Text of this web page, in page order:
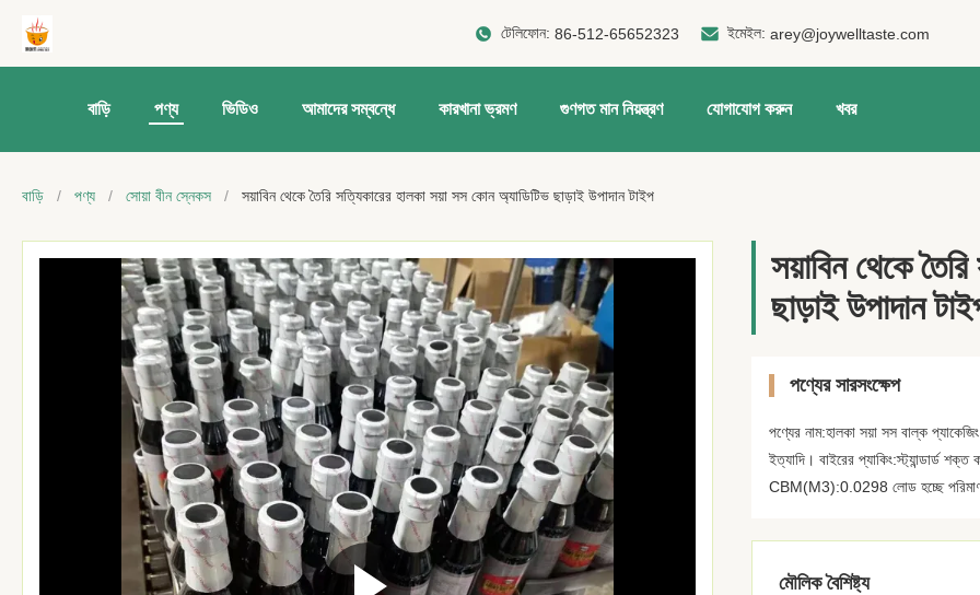
টেলিফোন:86-512-65652323 ইমেইল:arey@joywelltaste.com
বাড়ি পণ্য ভিডিও আমাদের সম্বন্ধে কারখানা ভ্রমণ গুণগত মান নিয়ন্ত্রণ যোগাযোগ করুন খবর
বাড়ি / পণ্য / সোয়া বীন স্নেকস / সয়াবিন থেকে তৈরি সত্যিকারের হালকা সয়া সস কোন অ্যাডিটিভ ছাড়াই উপাদান টাইপ
সয়াবিন থেকে
ছাড়াই উপাদান
পণ্যের সারসংক্ষেপ
পণ্যের নাম:হালকা সয়া সস বাল্ক
ইত্যাদি। বাইরের প্যাকিং:স্ট্যান্ডার্ড
CBM(M3):0.0298 লোড হচ্ছে
মৌলিক বৈশিষ্ট্য